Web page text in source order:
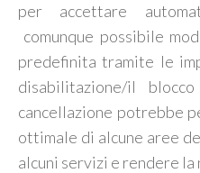
per accettare
comunque possibile
predefinita tramite le
disabilitazione/il
cancellazione potrebbe
ottimale di alcune aree
alcuni servizi e rendere